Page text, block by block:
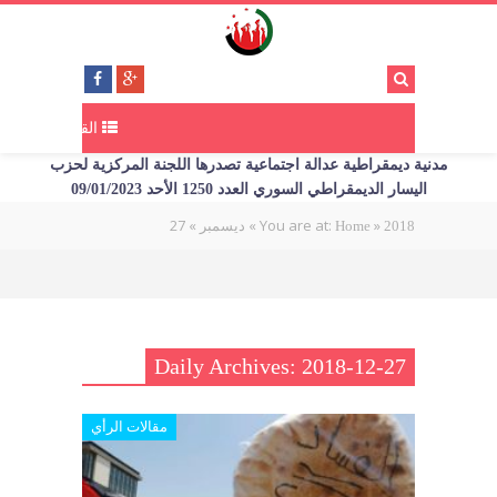
القائمة
مدنية ديمقراطية عدالة اجتماعية تصدرها اللجنة المركزية لحزب
اليسار الديمقراطي السوري العدد 1250 الأحد 09/01/2023
You are at: Home » 2018
» ديسمبر »
27
Daily Archives: 2018-12-27
مقالات الرأي